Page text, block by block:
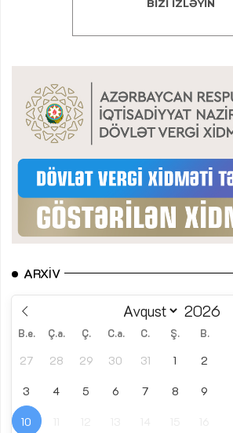
ARXIV
B.e. Ç.a. Ç. C.a. C. Ş. B.
27 28 29 30 31 1 2
3 4 5 6 7 8 9
10